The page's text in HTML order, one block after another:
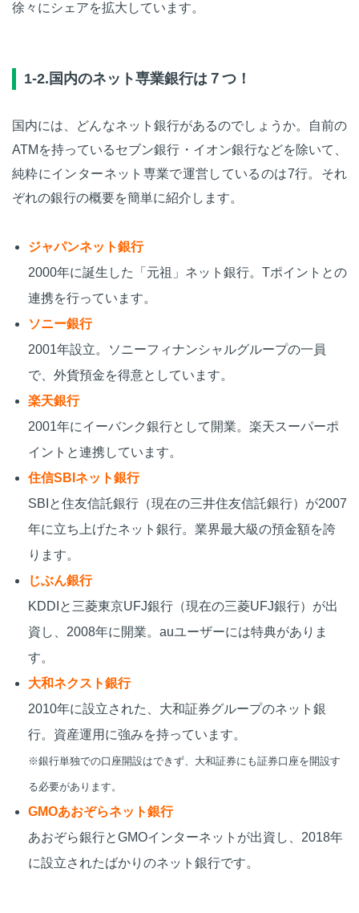
徐々にシェアを拡大しています。
1-2.国内のネット専業銀行は７つ！
国内には、どんなネット銀行があるのでしょうか。自前の
ATMを持っているセブン銀行・イオン銀行などを除いて、
純粋にインターネット専業で運営しているのは7行。それ
ぞれの銀行の概要を簡単に紹介します。
ジャパンネット銀行
2000年に誕生した「元祖」ネット銀行。Tポイントとの
連携を行っています。
ソニー銀行
2001年設立。ソニーフィナンシャルグループの一員
で、外貨預金を得意としています。
楽天銀行
2001年にイーバンク銀行として開業。楽天スーパーポ
イントと連携しています。
住信SBIネット銀行
SBIと住友信託銀行（現在の三井住友信託銀行）が2007
年に立ち上げたネット銀行。業界最大級の預金額を誇
ります。
じぶん銀行
KDDIと三菱東京UFJ銀行（現在の三菱UFJ銀行）が出
資し、2008年に開業。auユーザーには特典がありま
す。
大和ネクスト銀行
2010年に設立された、大和証券グループのネット銀
行。資産運用に強みを持っています。
※銀行単独での口座開設はできず、大和証券にも証券口座を開設す
る必要があります。
GMOあおぞらネット銀行
あおぞら銀行とGMOインターネットが出資し、2018年
に設立されたばかりのネット銀行です。